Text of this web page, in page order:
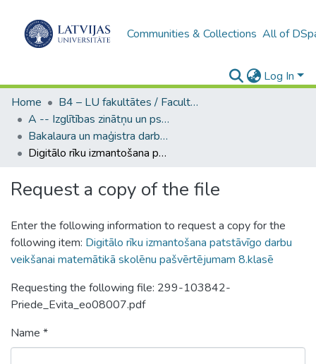
Communities & Collections All of
Log In
Home
B4 – LU fakultātes / Faculties of the UL
A -- Izglītības zinātņu un psiholoģijas fakultāte / Faculty of Education Sciences and Psychology
Bakalaura un maģistra darbi (PPMF) / Bachelor's and Master's theses
Digitālo rīku izmantošana patstāvīgo darbu veikšanai matemātikā skolēnu pašvērtējumam 8.klasē
Request a copy of the file
Enter the following information to request a copy for the
following item: Digitālo rīku izmantošana patstāvīgo darbu
veikšanai matemātikā skolēnu pašvērtējumam 8.klasē
Requesting the following file: 299-103842-
Priede_Evita_eo08007.pdf
Name *